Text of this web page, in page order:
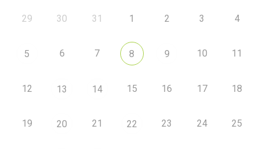
29 30 31 1 2 3 4
5 6 7 8 9 10 11
12 13 14 15 16 17 18
19 20 21 22 23 24 25